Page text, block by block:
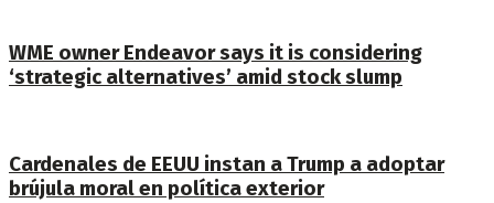
WME owner Endeavor says it is considering
‘strategic alternatives’ amid stock slump
Cardenales de EEUU instan a Trump a adoptar
brújula moral en política exterior